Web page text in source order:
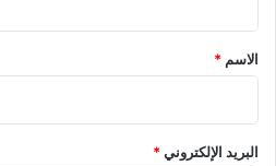
*
الاسم *
البريد الإلكتروني*